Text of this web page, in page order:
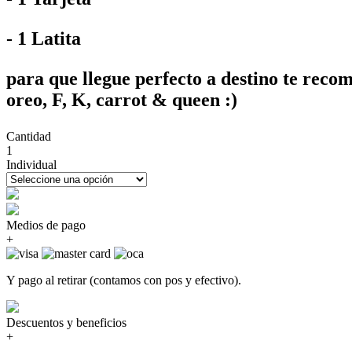
- 1 Latita
para que llegue perfecto a destino te
oreo, F, K, carrot & queen :)
Cantidad
1
Individual
Medios de pago
+
Y pago al retirar (contamos con pos y efectivo).
Descuentos y beneficios
+